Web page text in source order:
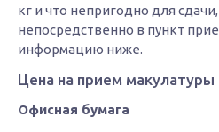
кг и что непригодно для
непосредственно в пункт
информацию ниже.
Цена на прием макулатуры
Офисная бумага